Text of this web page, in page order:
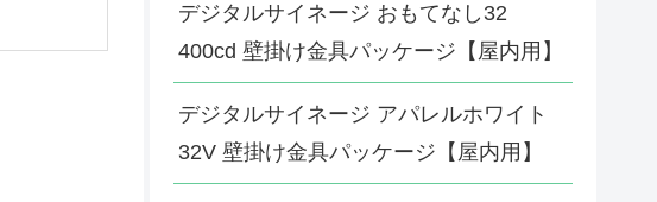
デジタルサイネージ おもてなし32
400cd 壁掛け金具パッケージ【屋内用】
デジタルサイネージ アパレルホワイト
32V 壁掛け金具パッケージ【屋内用】